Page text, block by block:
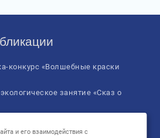
конкурс «Волшебные краски
занятие «Сказ о
и его взаимодействия с